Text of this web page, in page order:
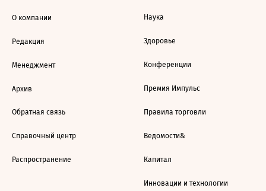
О компании
Редакция
Менеджмент
Архив
Обратная связь
Справочный центр
Распространение
Наука
Здоровье
Конференции
Премия Импульс
Правила торговли
Ведомости&
Капитал
Инновации и технологии